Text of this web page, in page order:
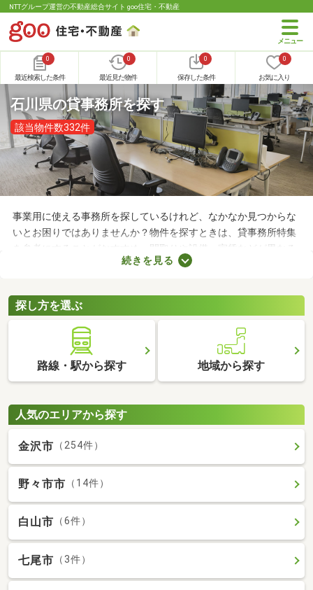
NTTグループ運営の不動産総合サイト goo住宅・不動産
0
最近検索した条件
0
最近見た物件
0
保存した条件
0
お気に入り
石川県の貸事務所を探す
該当物件数332件
事業用に使える事務所を探しているけれど、なかなか見つからな
いとお困りではありませんか？物件を探すときは、貸事務所特集
を参考にすることがおすすめ。間取りや設備、家賃などが異なる
さまざまな物件をまとめて見られるので、希望にあう事務所が見
も、複数の事務所を比較してみましょう。
続きを見る
探し方を選ぶ
路線・駅から探す 地域から探す
人気のエリアから探す
金沢市 （254件）
野々市市 （14件）
白山市 （6件）
七尾市 （3件）